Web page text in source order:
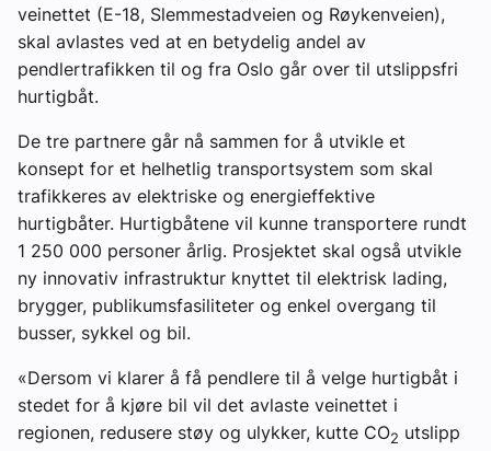
veinettet (E-18, Slemmestadveien og Røykenveien),
skal avlastes ved at en betydelig andel av
pendlertrafikken til og fra Oslo går over til utslippsfri
hurtigbåt.
De tre partnere går nå sammen for å utvikle et
konsept for et helhetlig transportsystem som skal
trafikkeres av elektriske og energieffektive
hurtigbåter. Hurtigbåtene vil kunne transportere rundt
1 250 000 personer årlig. Prosjektet skal også utvikle
ny innovativ infrastruktur knyttet til elektrisk lading,
brygger, publikumsfasiliteter og enkel overgang til
busser, sykkel og bil.
«Dersom vi klarer å få pendlere til å velge hurtigbåt i
stedet for å kjøre bil vil det avlaste veinettet i
regionen, redusere støy og ulykker, kutte CO2 utslipp